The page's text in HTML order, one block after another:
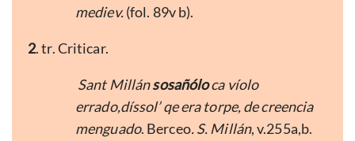
mediev.(fol. 89v b).
2. tr. Criticar.
Sant Millánsosañóloca víolo
errado,díssol’ qe era torpe, de creencia
menguado. Berceo. S. Millán, v.255a,b.